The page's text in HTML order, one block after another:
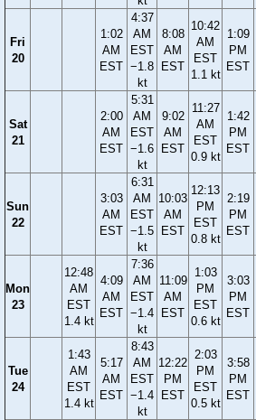
Fri
20
1:02
AM
EST
4:37
AM
EST
−1.8
kt
8:08
AM
EST
10:42
AM
EST
1.1 kt
1:09
PM
EST
Sat
21
2:00
AM
EST
5:31
AM
EST
−1.6
kt
9:02
AM
EST
11:27
AM
EST
0.9 kt
1:42
PM
EST
Sun
22
3:03
AM
EST
6:31
AM
EST
−1.5
kt
10:03
AM
EST
12:13
PM
EST
0.8 kt
2:19
PM
EST
Mon
23
12:48
AM
EST
1.4 kt
4:09
AM
EST
7:36
AM
EST
−1.4
kt
11:09
AM
EST
1:03
PM
EST
0.6 kt
3:03
PM
EST
Tue
24
1:43
AM
EST
1.4 kt
5:17
AM
EST
8:43
AM
EST
−1.4
kt
12:22
PM
EST
2:03
PM
EST
0.5 kt
3:58
PM
EST